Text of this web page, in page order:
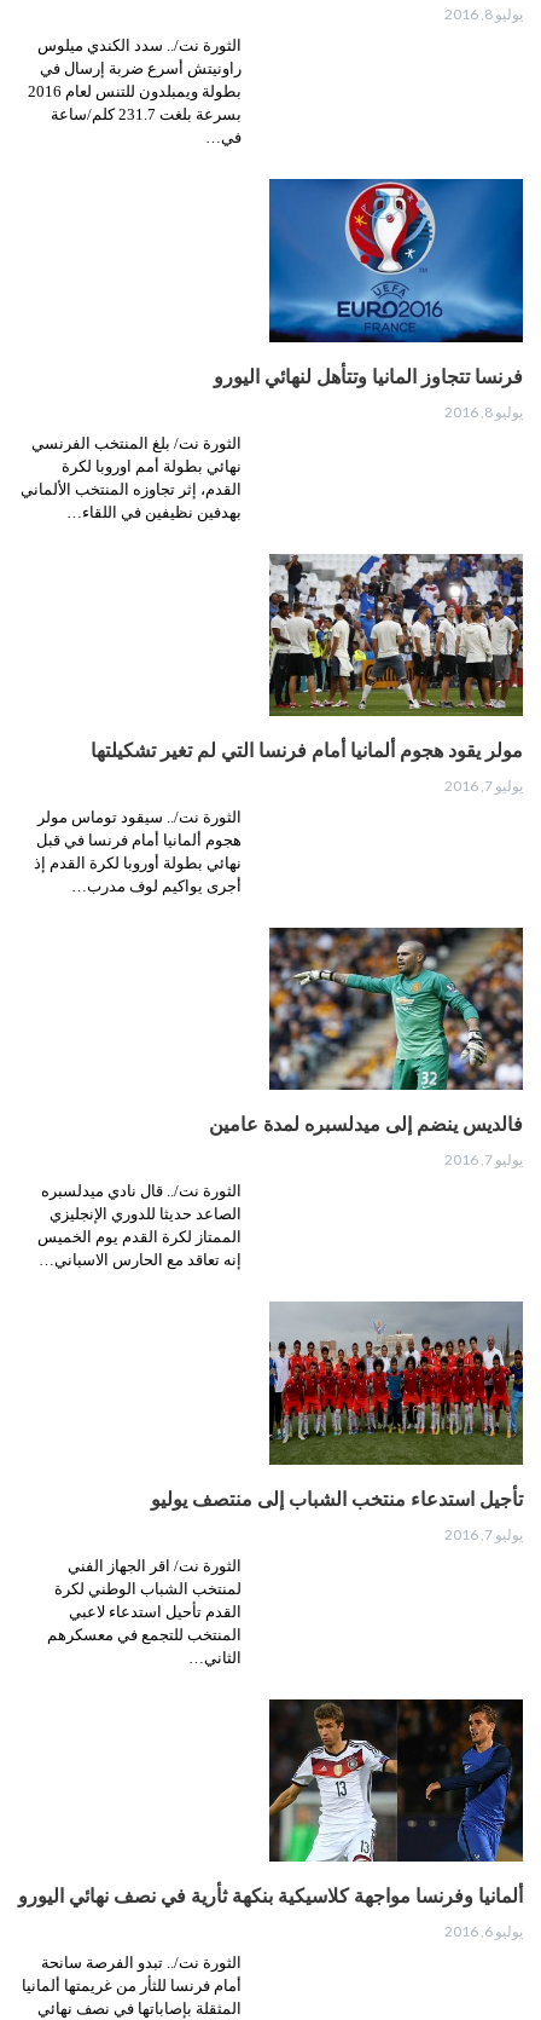
يوليو 8, 2016
الثورة نت/.. سدد الكندي ميلوس
راونيتش أسرع ضربة إرسال في
بطولة ويمبلدون للتنس لعام 2016
بسرعة بلغت 231.7 كلم/ساعة
في…
فرنسا تتجاوز المانيا وتتأهل لنهائي اليورو
يوليو 8, 2016
الثورة نت/ بلغ المنتخب الفرنسي
نهائي بطولة أمم اوروبا لكرة
القدم، إثر تجاوزه المنتخب الألماني
بهدفين نظيفين في اللقاء…
مولر يقود هجوم ألمانيا أمام فرنسا التي لم تغير تشكيلتها
يوليو 7, 2016
الثورة نت/.. سيقود توماس مولر
هجوم ألمانيا أمام فرنسا في قبل
نهائي بطولة أوروبا لكرة القدم إذ
أجرى يواكيم لوف مدرب…
فالديس ينضم إلى ميدلسبره لمدة عامين
يوليو 7, 2016
الثورة نت/.. قال نادي ميدلسبره
الصاعد حديثا للدوري الإنجليزي
الممتاز لكرة القدم يوم الخميس
إنه تعاقد مع الحارس الاسباني…
تأجيل استدعاء منتخب الشباب إلى منتصف يوليو
يوليو 7, 2016
الثورة نت/ اقر الجهاز الفني
لمنتخب الشباب الوطني لكرة
القدم تأحيل استدعاء لاعبي
المنتخب للتجمع في معسكرهم
الثاني…
ألمانيا وفرنسا مواجهة كلاسيكية بنكهة ثأرية في نصف نهائي اليورو
يوليو 6, 2016
الثورة نت/.. تبدو الفرصة سانحة
أمام فرنسا للثأر من غريمتها ألمانيا
المثقلة بإصاباتها في نصف نهائي